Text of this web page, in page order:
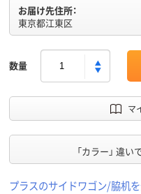
お届け先住所：
東京都江東区
数量
マ
「カラー」 違い
プラスのサイドワゴン/脇机